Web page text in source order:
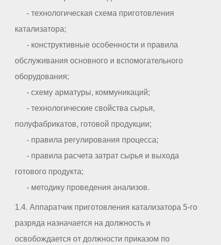
- технологическая схема приготовления
катализатора;
- конструктивные особенности и правила
обслуживания основного и вспомогательного
оборудования;
- схему арматуры, коммуникаций;
- технологические свойства сырья,
полуфабрикатов, готовой продукции;
- правила регулирования процесса;
- правила расчета затрат сырья и выхода
готового продукта;
- методику проведения анализов.
1.4. Аппаратчик приготовления катализатора 5-го
разряда назначается на должность и
освобождается от должности приказом по